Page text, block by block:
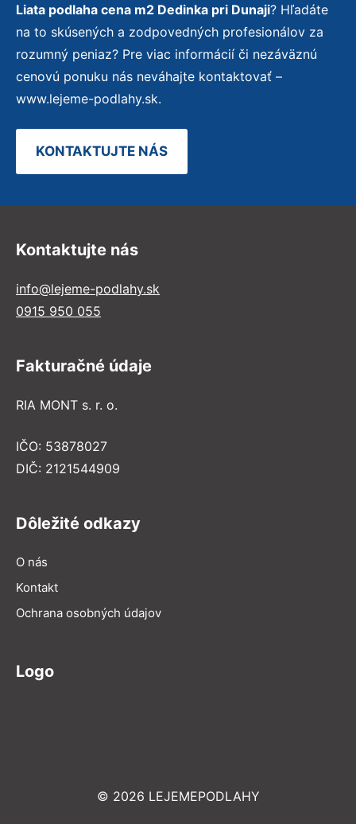
Liata podlaha cena m2 Dedinka pri Dunaji? Hľadáte
na to skúsených a zodpovedných profesionálov za
rozumný peniaz? Pre viac informácií či nezáväznú
cenovú ponuku nás neváhajte kontaktovať –
www.lejeme-podlahy.sk.
KONTAKTUJTE NÁS
Kontaktujte nás
info@lejeme-podlahy.sk
0915 950 055
Fakturačné údaje
RIA MONT s. r. o.
IČO: 53878027
DIČ: 2121544909
Dôležité odkazy
O nás
Kontakt
Ochrana osobných údajov
Logo
© 2026 LEJEMEPODLAHY